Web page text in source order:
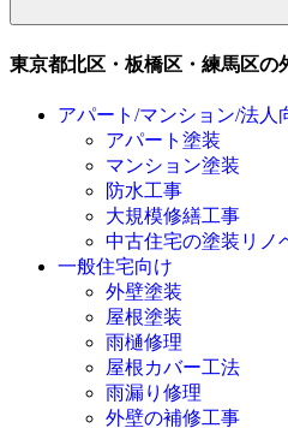
東京都北区・板橋区・練馬区の
アパート/マンション/法人
アパート塗装
マンション塗装
防水工事
大規模修繕工事
中古住宅の塗装リノ
一般住宅向け
外壁塗装
屋根塗装
雨樋修理
屋根カバー工法
雨漏り修理
外壁の補修工事